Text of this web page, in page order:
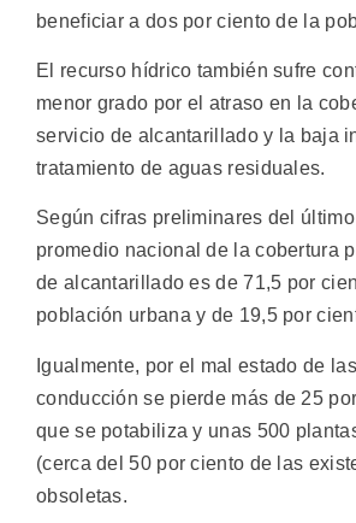
beneficiar a dos por ciento de la
El recurso hídrico también sufre
menor grado por el atraso en la
servicio de alcantarillado y la baja
tratamiento de aguas residuales.
Según cifras preliminares del
promedio nacional de la cobertura
de alcantarillado es de 71,5 por
población urbana y de 19,5 por
Igualmente, por el mal estado de
conducción se pierde más de 25
que se potabiliza y unas 500
(cerca del 50 por ciento de las
obsoletas.